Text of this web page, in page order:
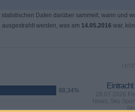
Daten darüber sammelt, wann und
werden, was am 14.05.2016 war,
88,34%
26.07.2026
News, Sky